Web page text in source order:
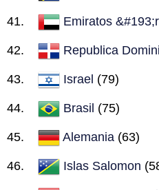
Emiratos
Republica
Israel (79)
Brasil (75)
Alemania (63)
Islas Salomon